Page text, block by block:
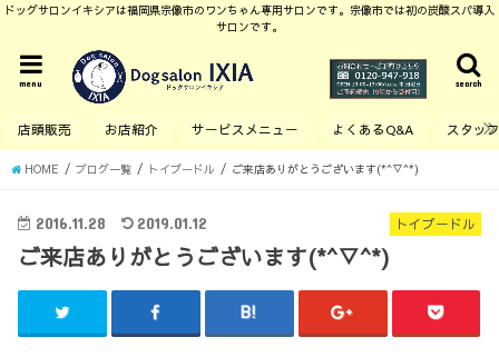
ドッグサロンイキシアは福岡県宗像市のワンちゃん専用サロンです。宗像市では初の炭酸スパ導入
サロンです。
search
menu
店頭販売 お店紹介 サービスメニュー よくあるQ&A スタッ
HOME ブログ一覧 トイプードル ご来店ありがとうございます(*^▽^*)
トイプードル
2016.11.28 2019.01.12
ご来店ありがとうございます(*^▽^*)